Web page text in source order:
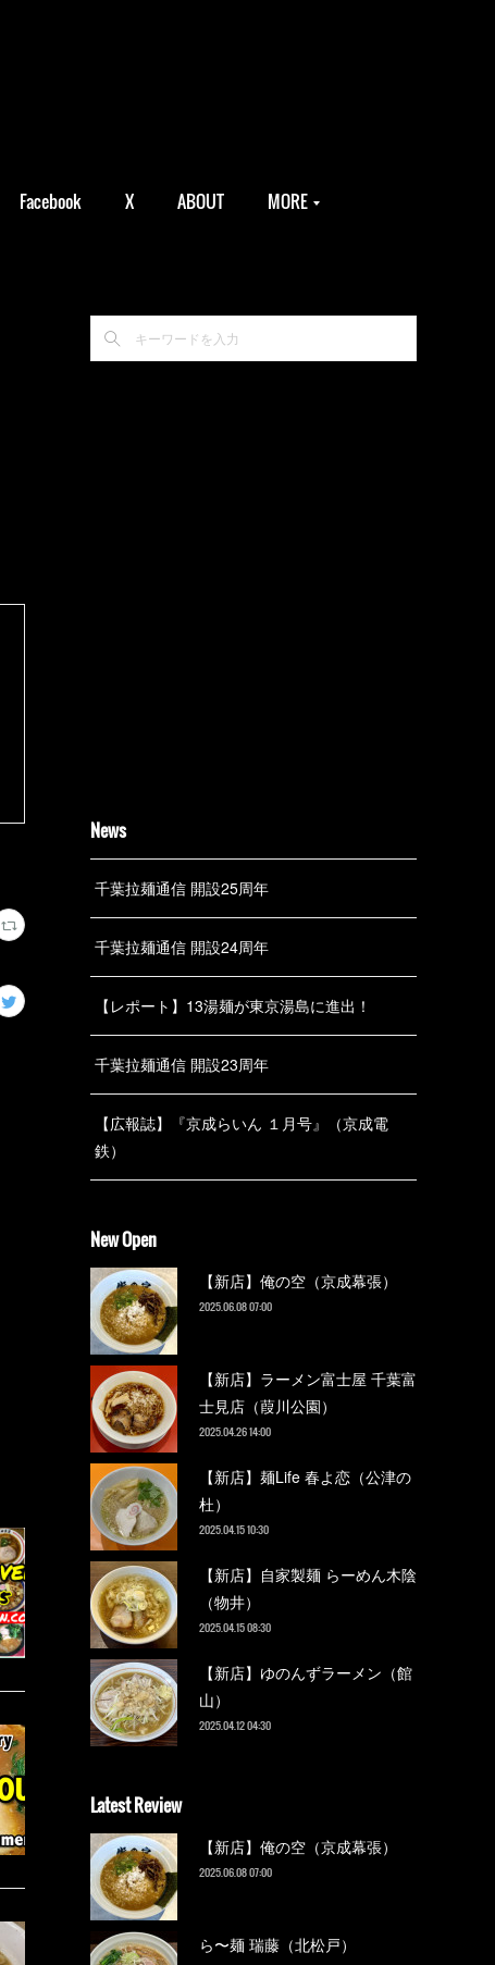
Facebook X ABOUT MORE
News
千葉拉麺通信 開設25周年
千葉拉麺通信 開設24周年
【レポート】13湯麺が東京湯島に進出！
千葉拉麺通信 開設23周年
【広報誌】『京成らいん １月号』（京成電
鉄）
New Open
【新店】俺の空（京成幕張）
2025.06.08 07:00
【新店】ラーメン富士屋 千葉富
士見店（葭川公園）
2025.04.26 14:00
【新店】麺Life 春よ恋（公津の
杜）
2025.04.15 10:30
【新店】自家製麺 らーめん木陰
（物井）
2025.04.15 08:30
【新店】ゆのんずラーメン（館
山）
2025.04.12 04:30
Latest Review
【新店】俺の空（京成幕張）
2025.06.08 07:00
ら〜麺 瑞藤（北松戸）